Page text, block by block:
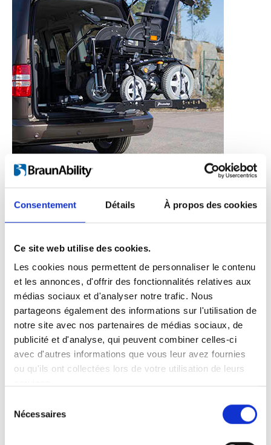
Consentement Détails À propos des cookies
Ce site web utilise des cookies.
Les cookies nous permettent de personnaliser le contenu
et les annonces, d'offrir des fonctionnalités relatives aux
médias sociaux et d'analyser notre trafic. Nous
partageons également des informations sur l'utilisation de
notre site avec nos partenaires de médias sociaux, de
publicité et d'analyse, qui peuvent combiner celles-ci
avec d'autres informations que vous leur avez fournies
ou qu'ils ont collectées lors de votre utilisation de leurs
Nécessaires
suffit s’enfoncer le
bouton.
soit. Ni levage, ni mise en place de charges
lourdes, ni postures inconfortables. Éloignez-
vous de quelques pas et regardez le Joey Lift
se mettre à l’œuvre. Il charge jusqu’à 159 kg
dans votre voiture en toute sécurité.
Des sangles (option) peuvent être attachées
lorsque le véhicule d’aide à la mobilité se
optimale, élevez la plateforme à une hauteur